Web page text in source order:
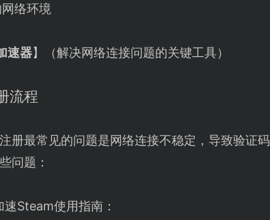
络环境
速器】（解决网络连接问题的关键工具）
流程
册最常见的问题是网络连接不稳定，导致验证
问题：
Steam使用指南：